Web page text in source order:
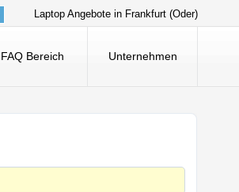
Laptop Angebote in Frankfurt (Oder)
FAQ Bereich Unternehmen